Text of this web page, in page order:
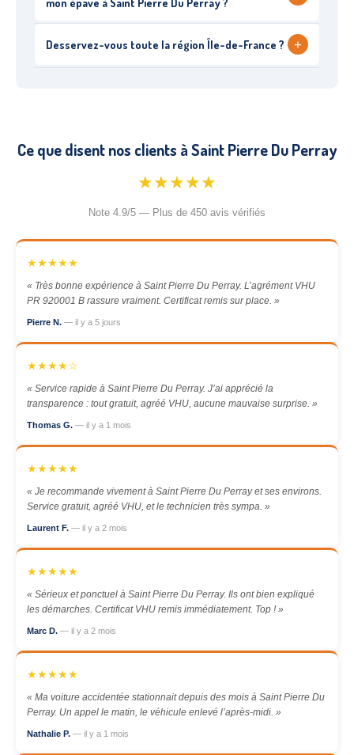
mon épave à Saint Pierre Du Perray ?
Desservez-vous toute la région Île-de-France ? +
Ce que disent nos clients à Saint Pierre Du Perray
★★★★★
Note 4.9/5 — Plus de 450 avis vérifiés
★★★★★
« Très bonne expérience à Saint Pierre Du Perray. L’agrément VHU
PR 920001 B rassure vraiment. Certificat remis sur place. »
Pierre N. — il y a 5 jours
★★★★☆
« Service rapide à Saint Pierre Du Perray. J’ai apprécié la
transparence : tout gratuit, agréé VHU, aucune mauvaise surprise. »
Thomas G. — il y a 1 mois
★★★★★
« Je recommande vivement à Saint Pierre Du Perray et ses environs.
Service gratuit, agréé VHU, et le technicien très sympa. »
Laurent F. — il y a 2 mois
★★★★★
« Sérieux et ponctuel à Saint Pierre Du Perray. Ils ont bien expliqué
les démarches. Certificat VHU remis immédiatement. Top ! »
Marc D. — il y a 2 mois
★★★★★
« Ma voiture accidentée stationnait depuis des mois à Saint Pierre Du
Perray. Un appel le matin, le véhicule enlevé l’après-midi. »
Nathalie P. — il y a 1 mois